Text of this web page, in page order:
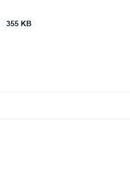
355 KB